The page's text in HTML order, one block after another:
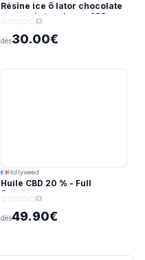
Résine ice ô lator chocolate
covered strawberry CBD
(0)
dès30.00€
Hollyweed
Huile CBD 20 % - Full
Spectrum
(0)
dès49.90€